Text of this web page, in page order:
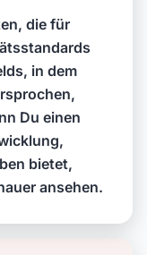
die für
in dem
Du einen
bietet,
ansehen.